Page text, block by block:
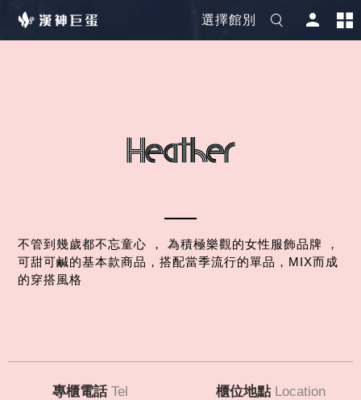
選擇館別
不管到幾歲都不忘童心 ， 為積極樂觀的女性服飾品牌 ，
可甜可鹹的基本款商品，搭配當季流行的單品，MIX而成
的穿搭風格
專櫃電話 Tel 櫃位地點 Location